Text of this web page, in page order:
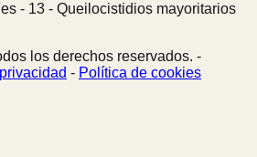
- 13 - Queilocistidios mayoritarios
los derechos reservados. -
- Política de cookies